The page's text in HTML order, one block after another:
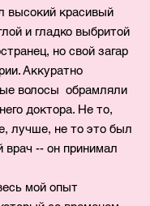
высокий красивый
и гладко выбритой
но свой загар
Аккуратно
волосы обрамляли
доктора. Не то,
лучше, не то это был
врач -- он принимал
мой опыт